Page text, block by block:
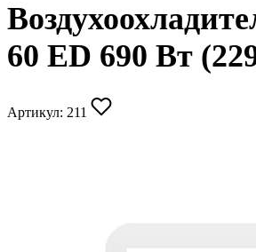
60 ED 690 Вт
Артикул: 211